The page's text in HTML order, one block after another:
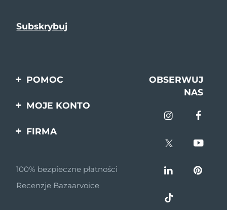
POMOC
Kontakt
OBSERWUJ
NAS
MOJE KONTO
FIRMA
Program partnerski
Wiadomości
100% bezpieczne płatności
Recenzje Bazaarvoice